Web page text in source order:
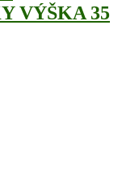
VÝŠKA 35